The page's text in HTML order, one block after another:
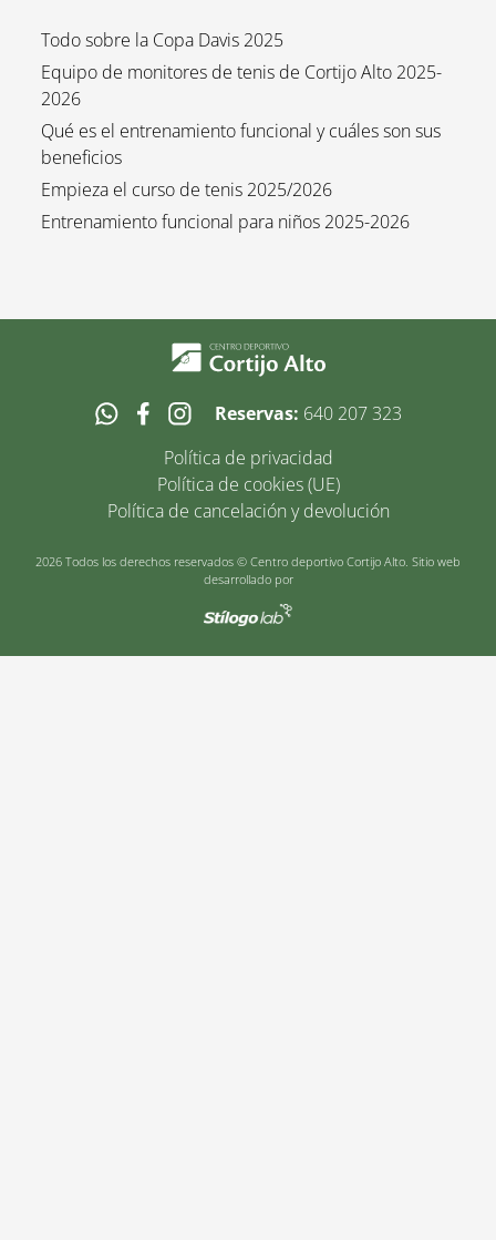
Todo sobre la Copa Davis 2025
Equipo de monitores de tenis de Cortijo Alto 2025-
2026
Qué es el entrenamiento funcional y cuáles son sus
beneficios
Empieza el curso de tenis 2025/2026
Entrenamiento funcional para niños 2025-2026
Reservas: 640 207 323
Política de privacidad
Política de cookies (UE)
Política de cancelación y devolución
2026 Todos los derechos reservados © Centro deportivo Cortijo Alto. Sitio web
desarrollado por